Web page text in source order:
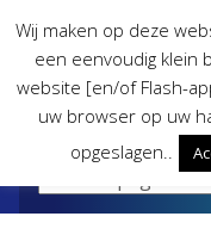
content
Wij maken op deze
een eenvoudig klein
website [en/of Flash-
uw browser op uw
opgeslagen..